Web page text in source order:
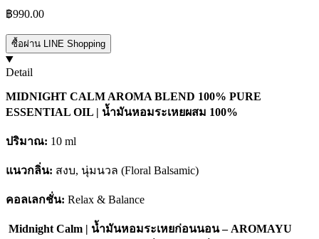
฿990.00
ซื้อผ่าน LINE Shopping
Detail
MIDNIGHT CALM AROMA BLEND 100% PURE
ESSENTIAL OIL | น้ำมันหอมระเหยผสม 100%
ปริมาณ: 10 ml
แนวกลิ่น: สงบ, นุ่มนวล (Floral Balsamic)
คอลเลกชั่น: Relax & Balance
Midnight Calm | น้ำมันหอมระเหยก่อนนอน – AROMAYU